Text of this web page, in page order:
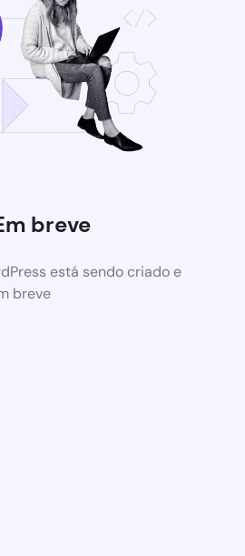
breve
está sendo criado e
breve